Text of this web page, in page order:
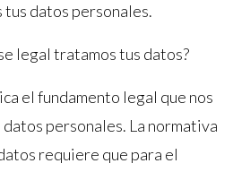
datos personales.
legal tratamos tus datos?
el fundamento legal que nos
personales. La normativa
requiere que para el